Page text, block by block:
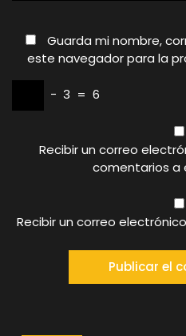
Guarda mi nombre,
este navegador para la
− 3 = 6
Recibir un correo
comentarios a
Recibir un correo